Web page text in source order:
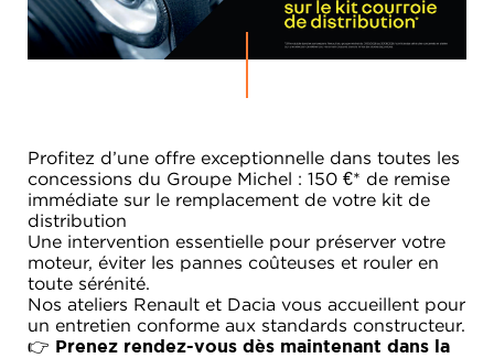
Profitez d’une offre exceptionnelle dans toutes les
concessions du Groupe Michel : 150 €* de remise
immédiate sur le remplacement de votre kit de
distribution
Une intervention essentielle pour préserver votre
moteur, éviter les pannes coûteuses et rouler en
toute sérénité.
Nos ateliers Renault et Dacia vous accueillent pour
un entretien conforme aux standards constructeur.
👉 Prenez rendez-vous dès maintenant dans la